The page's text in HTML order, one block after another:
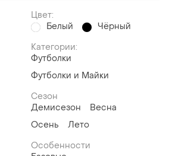
Цвет:
Белый
Чёрный
Категории:
Футболки
Футболки и Майки
Сезон
Демисезон
Весна
Осень
Лето
Особенности